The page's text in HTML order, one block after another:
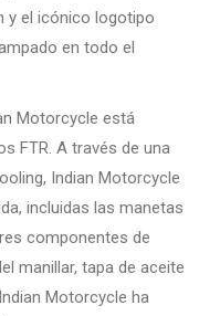
y el icónico logotipo
en todo el
Motorcycle está
FTR. A través de una
Indian Motorcycle
incluidas las manetas
componentes de
manillar, tapa de aceite
Motorcycle ha